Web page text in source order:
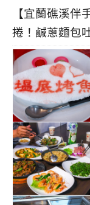
【宜蘭礁溪伴
捲！鹹蔥麵包